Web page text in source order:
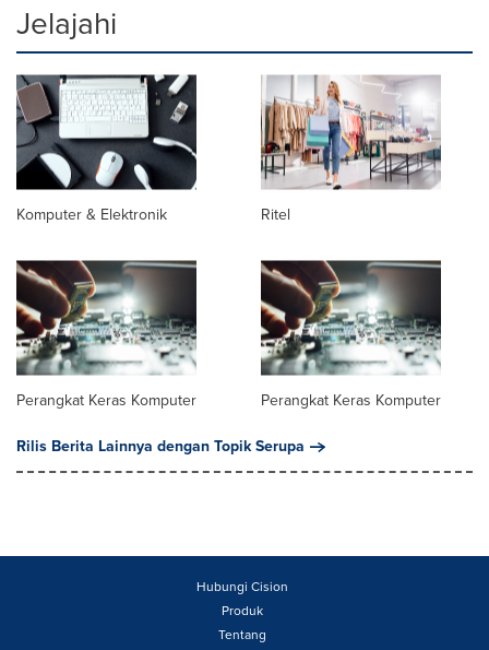
Jelajahi
Komputer & Elektronik Ritel
Perangkat Keras Komputer
Perangkat Keras Komputer
Rilis Berita Lainnya dengan Topik Serupa
Hubungi Cision
Produk
Tentang